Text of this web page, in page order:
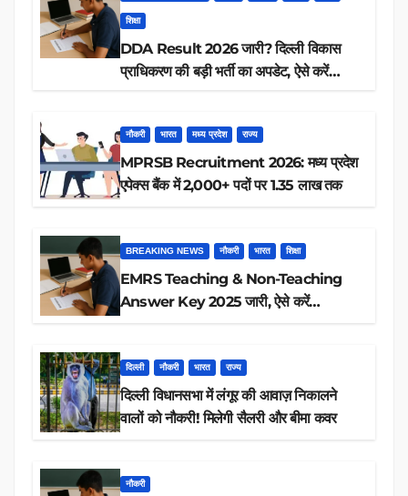
शिक्षा
DDA Result 2026 जारी? दिल्ली विकास
प्राधिकरण की बड़ी भर्ती का अपडेट, ऐसे करें
नौकरी भारत मध्य प्रदेश राज्य
MPRSB Recruitment 2026: मध्य प्रदेश
एपेक्स बैंक में 2,000+ पदों पर 1.35 लाख तक
BREAKING NEWS नौकरी भारत शिक्षा
EMRS Teaching & Non-Teaching
Answer Key 2025 जारी, ऐसे करें
दिल्ली नौकरी भारत राज्य
दिल्ली विधानसभा में लंगूर की आवाज़ निकालने
वालों को नौकरी! मिलेगी सैलरी और बीमा कवर
नौकरी